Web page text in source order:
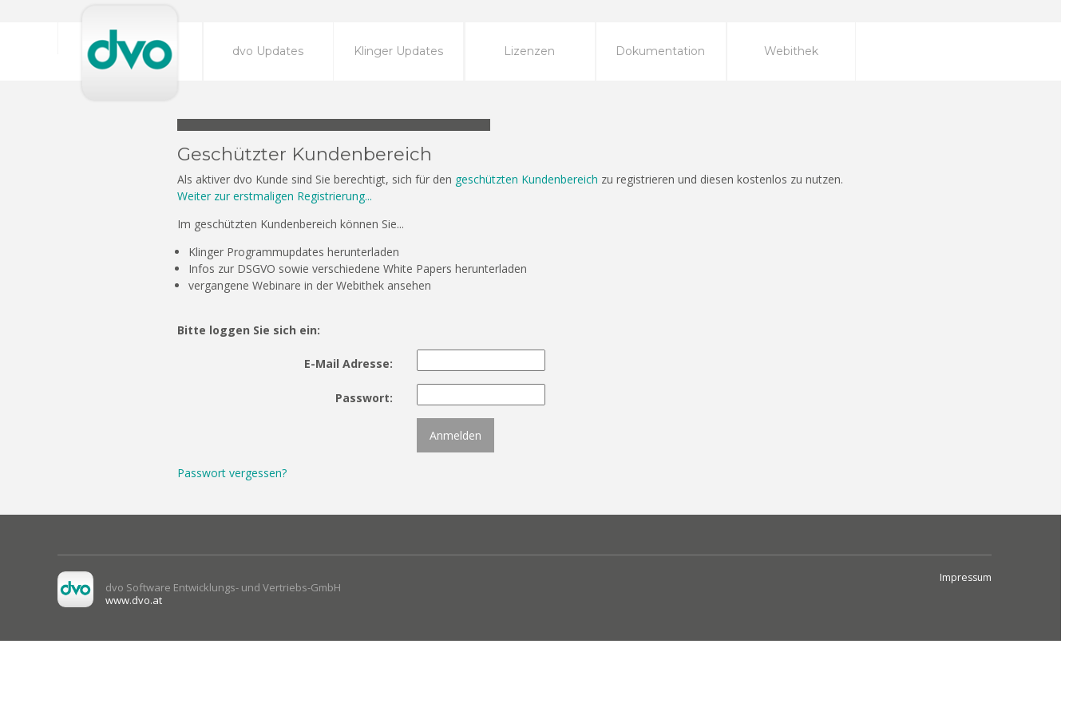
dvo Updates Klinger Updates Lizenzen Dokumentation Webithek
Geschützter Kundenbereich
Als aktiver dvo Kunde sind Sie berechtigt, sich für den geschützten Kundenbereich zu registrieren und diesen kostenlos zu nutzen.
Weiter zur erstmaligen Registrierung...
Im geschützten Kundenbereich können Sie...
Klinger Programmupdates herunterladen
Infos zur DSGVO sowie verschiedene White Papers herunterladen
vergangene Webinare in der Webithek ansehen
Bitte loggen Sie sich ein:
E-Mail Adresse:
Passwort:
Passwort vergessen?
dvo Software Entwicklungs- und Vertriebs-GmbH
www.dvo.at
Impressum